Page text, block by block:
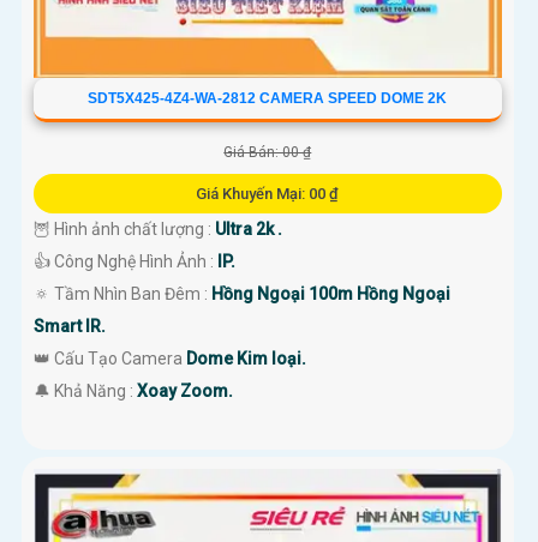
SDT5X425-4Z4-WA-2812 CAMERA SPEED DOME 2K
Giá Bán: 00 ₫
Giá Khuyến Mại: 00 ₫
🦉 Hình ảnh chất lượng : Ultra 2k .
👍 Công Nghệ Hình Ảnh :
IP.
🔅 Tầm Nhìn Ban Đêm : Hồng Ngoại 100m Hồng Ngoại
Smart IR.
👑 Cấu Tạo Camera Dome Kim loại.
️🔔 Khả Năng : Xoay Zoom.